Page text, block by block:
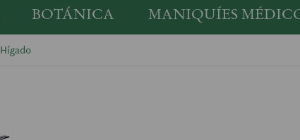
BOTÁNICA MANIQUÍES
Hígado